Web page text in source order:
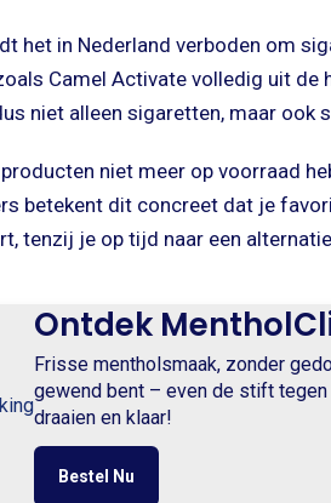
het in Nederland verboden om
Camel Activate volledig uit
niet alleen sigaretten, maar
niet meer op voorraad
betekent dit concreet dat je
tenzij je op tijd naar een
Ontdek
Frisse mentholsmaak, zonder
gewend bent – even de stift tegen
draaien en klaar!
Bestel Nu